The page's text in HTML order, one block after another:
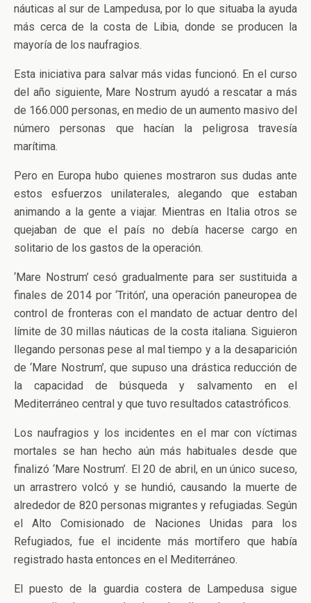
náuticas al sur de Lampedusa, por lo que situaba la ayuda
más cerca de la costa de Libia, donde se producen la
mayoría de los naufragios.
Esta iniciativa para salvar más vidas funcionó. En el curso
del año siguiente, Mare Nostrum ayudó a rescatar a más
de 166.000 personas, en medio de un aumento masivo del
número personas que hacían la peligrosa travesía
marítima.
Pero en Europa hubo quienes mostraron sus dudas ante
estos esfuerzos unilaterales, alegando que estaban
animando a la gente a viajar. Mientras en Italia otros se
quejaban de que el país no debía hacerse cargo en
solitario de los gastos de la operación.
‘Mare Nostrum’ cesó gradualmente para ser sustituida a
finales de 2014 por ‘Tritón’, una operación paneuropea de
control de fronteras con el mandato de actuar dentro del
límite de 30 millas náuticas de la costa italiana. Siguieron
llegando personas pese al mal tiempo y a la desaparición
de ‘Mare Nostrum’, que supuso una drástica reducción de
la capacidad de búsqueda y salvamento en el
Mediterráneo central y que tuvo resultados catastróficos.
Los naufragios y los incidentes en el mar con víctimas
mortales se han hecho aún más habituales desde que
finalizó ‘Mare Nostrum’. El 20 de abril, en un único suceso,
un arrastrero volcó y se hundió, causando la muerte de
alrededor de 820 personas migrantes y refugiadas. Según
el Alto Comisionado de Naciones Unidas para los
Refugiados, fue el incidente más mortífero que había
registrado hasta entonces en el Mediterráneo.
El puesto de la guardia costera de Lampedusa sigue